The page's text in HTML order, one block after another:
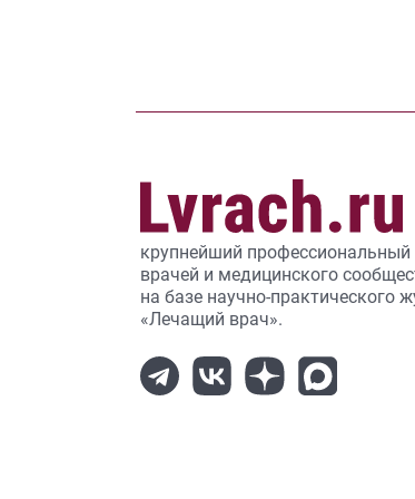
крупнейший профессиональный
врачей и медицинского
на базе научно-практического
«Лечащий врач».